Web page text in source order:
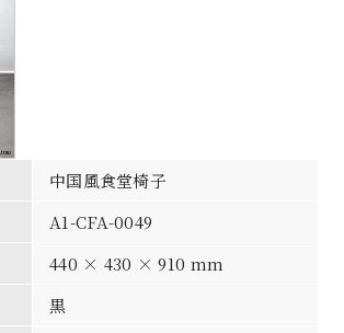
中国風食堂椅子
A1-CFA-0049
440 × 430 × 910 mm
黒